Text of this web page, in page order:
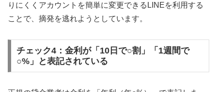
りにくくアカウントを簡単に変更できるLINEを利用する
ことで、摘発を逃れようとしています。
チェック4：金利が「10日で○割」「1週間で
○%」と表記されている